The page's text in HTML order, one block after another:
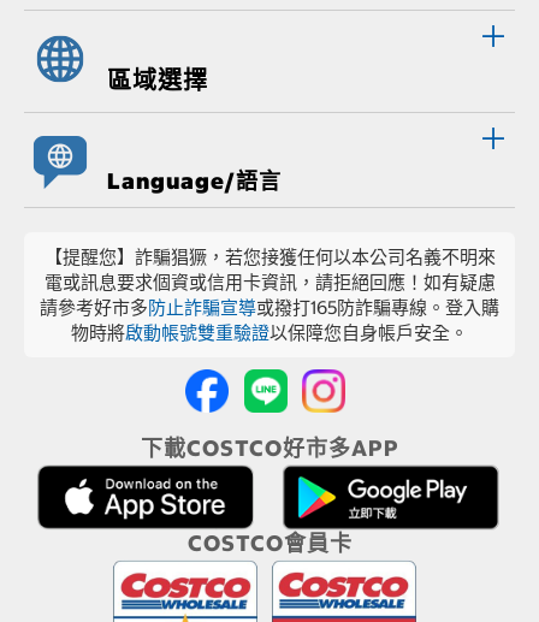
區域選擇
Language/語言
【提醒您】詐騙猖獗，若您接獲任何以本公司名義不明來
電或訊息要求個資或信用卡資訊，請拒絕回應！如有疑慮
請參考好市多防止詐騙宣導或撥打165防詐騙專線。登入購
物時將啟動帳號雙重驗證以保障您自身帳戶安全。
下載COSTCO好市多APP
COSTCO會員卡